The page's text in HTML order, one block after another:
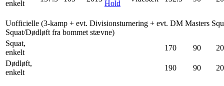
enkelt
Hold
Uofficielle (3-kamp + evt. Divisionsturnering + evt. DM Masters
Squat/Dødløft fra bommet stævne)
Squat,
enkelt
170 90
Dødløft,
enkelt
190 90